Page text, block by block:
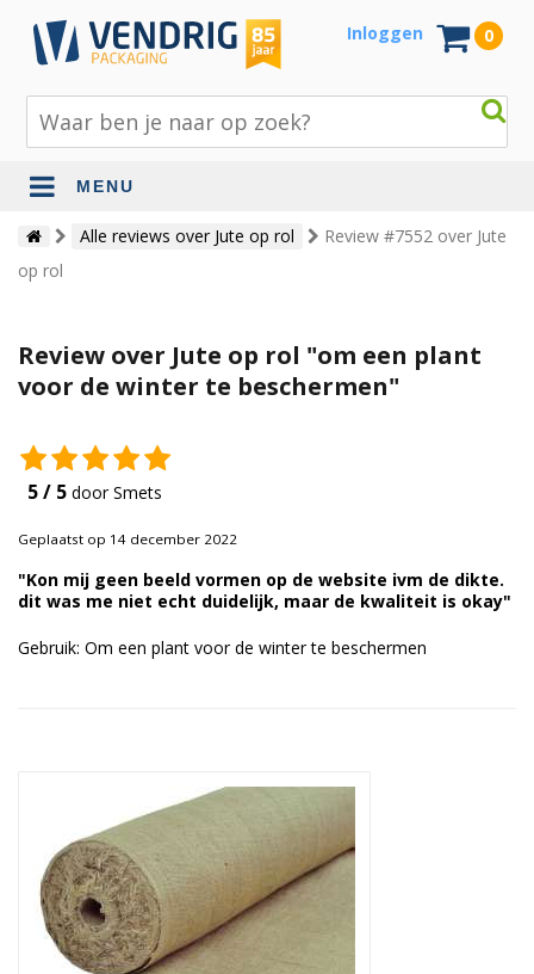
Inloggen 0
MENU
Beschermingsmateriaal
Bouw- en tuinmaterialen
Jute en lopers
Tape en stickers
Bedrukte verpakkingen
Alle reviews over Jute op rol
Review #7552 over Jute
op rol
Review over Jute op rol "om een plant
voor de winter te beschermen"
5 / 5 door Smets
Geplaatst op 14 december 2022
"Kon mij geen beeld vormen op de website ivm de dikte.
dit was me niet echt duidelijk, maar de kwaliteit is okay"
Gebruik: Om een plant voor de winter te beschermen